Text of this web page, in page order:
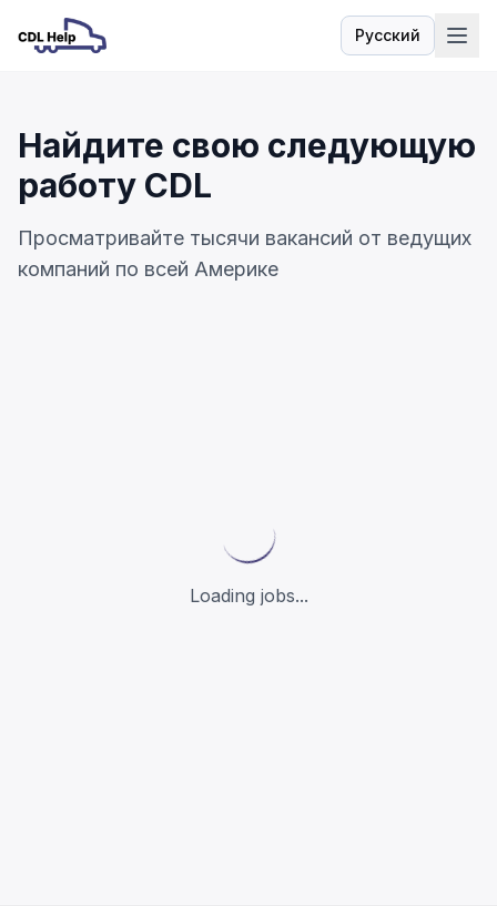
Русский
Язык
Найдите свою следующую
работу CDL
Просматривайте тысячи вакансий от ведущих
компаний по всей Америке
Loading jobs...